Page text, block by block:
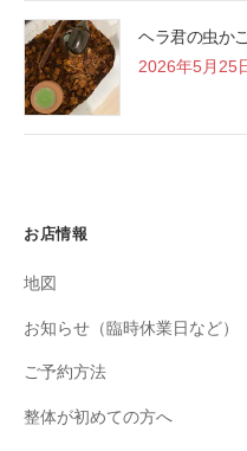
ヘラ君の虫か
2026年5月25
お店情報
地図
お知らせ（臨時休業日など）
ご予約方法
整体が初めての方へ